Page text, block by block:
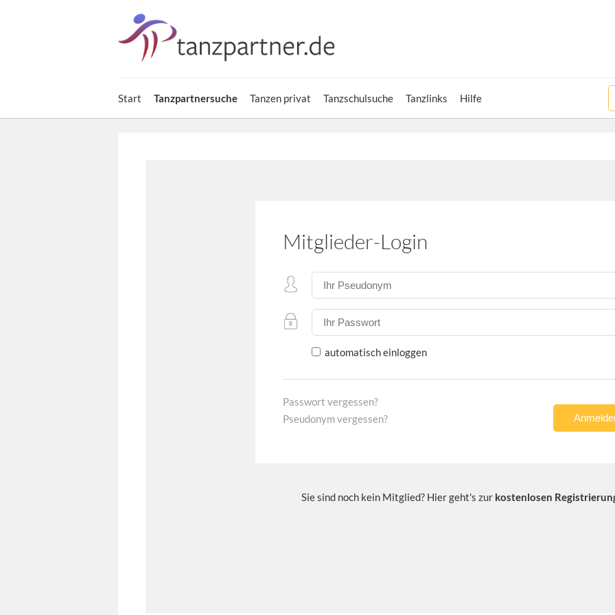
Start Tanzpartnersuche Tanzen privat Tanzschulsuche Tanzlinks Hilfe
Mitglieder-Login
automatisch einloggen
Passwort vergessen?
Pseudonym vergessen?
Sie sind noch kein Mitglied? Hier geht's zur kostenlosen